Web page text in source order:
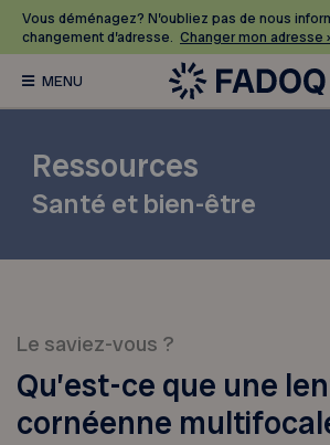
Vous déménagez? N’oubliez pas de nous
changement d’adresse. Changer mon adresse
Ressources
Santé et bien-être
Le saviez-vous ?
Qu’est-ce que une
cornéenne